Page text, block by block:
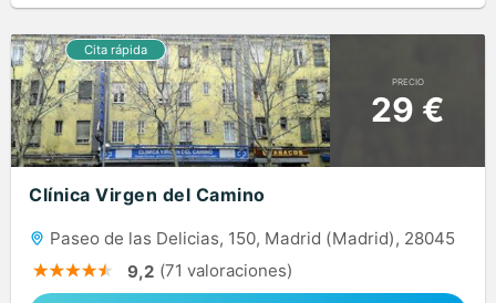
PRECIO
29 €
Clínica Virgen del Camino
Paseo de las Delicias, 150, Madrid (Madrid), 28045
9,2 (71 valoraciones)